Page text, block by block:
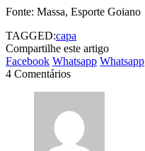
Fonte: Massa, Esporte Goiano
TAGGED:capa
Compartilhe este artigo
Facebook Whatsapp Whatsapp
4 Comentários